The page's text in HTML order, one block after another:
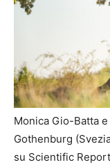
Monica Gio-Batta
Gothenburg
su Scientific